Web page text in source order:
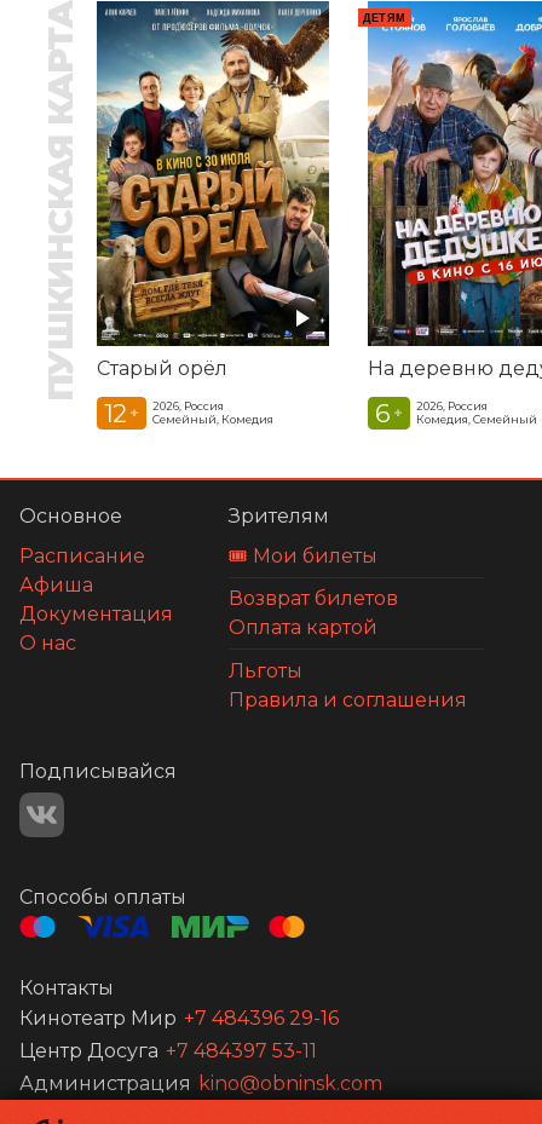
ПУШКИНСКАЯ КАРТА Старый орёл
12 +
2026, Россия
Семейный, Комедия
ДЕТЯМ
6 +
2026, Россия
Комедия, Семейный
Основное
Расписание
Афиша
Документация
О нас
Зрителям
🎟️ Мои билеты
Возврат билетов
Оплата картой
Льготы
Правила и соглашения
Подписывайся
Способы оплаты
Контакты
Кинотеатр Мир +7 484396 29-16
Центр Досуга +7 484397 53-11
Администрация kino@obninsk.com